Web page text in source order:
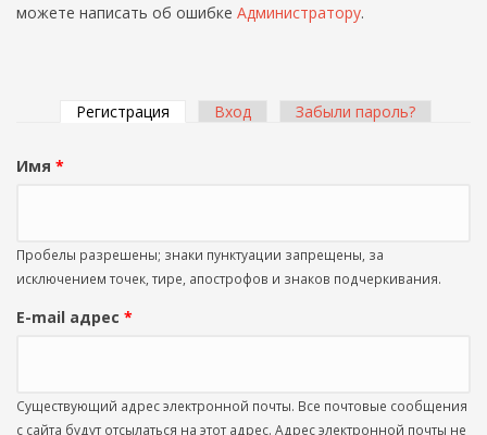
можете написать об ошибке Администратору.
Регистрация (активная вкладка)
Вход Забыли пароль?
Имя *
Пробелы разрешены; знаки пунктуации запрещены, за
исключением точек, тире, апострофов и знаков подчеркивания.
E-mail адрес *
Существующий адрес электронной почты. Все почтовые сообщения
с сайта будут отсылаться на этот адрес. Адрес электронной почты не